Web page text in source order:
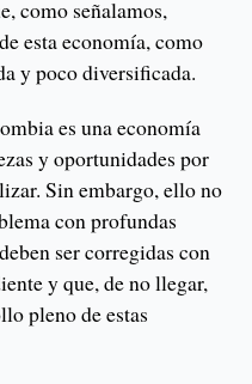
como señalamos,
esta economía, como
y poco diversificada.
es una economía
y oportunidades por
Sin embargo, ello no
con profundas
ser corregidas con
y que, de no llegar,
pleno de estas